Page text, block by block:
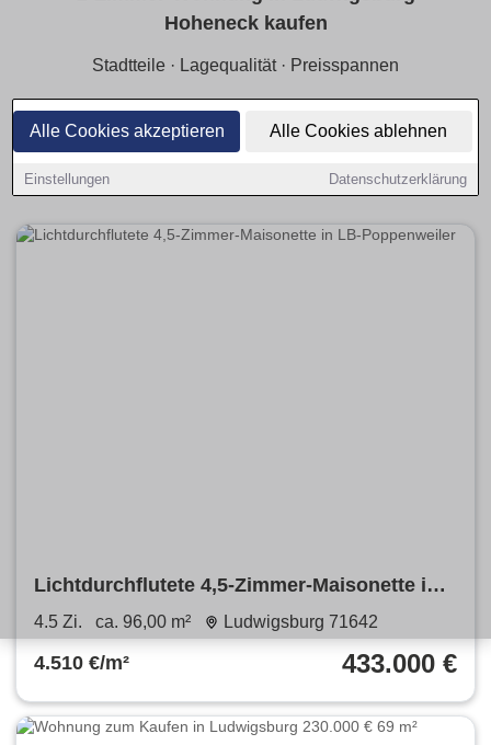
Alle Cookies akzeptieren Alle Cookies ablehnen
Einstellungen Datenschutzerklärung
Hoheneck kaufen
Stadtteile · Lagequalität · Preisspannen
Für Single/Paare:2-Zimmer-ETW in Ludwigsburg
Hoheneckmit Fokus aufruhige LageundPreisspannen
Neubau
Lichtdurchflutete 4,5-Zimmer-Maisonette in
LB-Poppenweiler
4.5 Zi. ca. 96,00 m² Ludwigsburg 71642
4.510 €/m² 433.000 €